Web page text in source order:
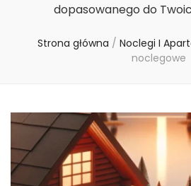
dopasowanego do
Strona główna / Noclegi I
noclegowe